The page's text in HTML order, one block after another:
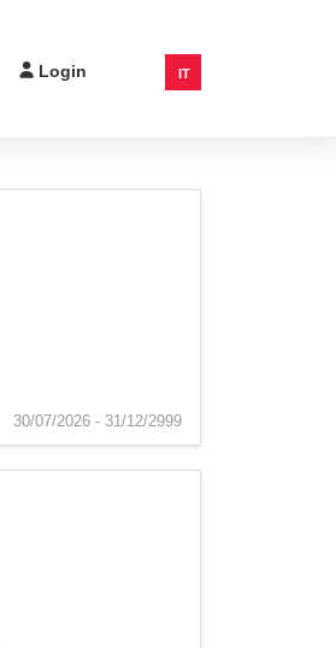
Login IT
30/07/2026 - 31/12/2999